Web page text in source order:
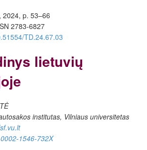
2024, p. 53–66
2783-6827
TD.24.67.03
lietuvių
institutas, Vilniaus universitetas
1546-732X